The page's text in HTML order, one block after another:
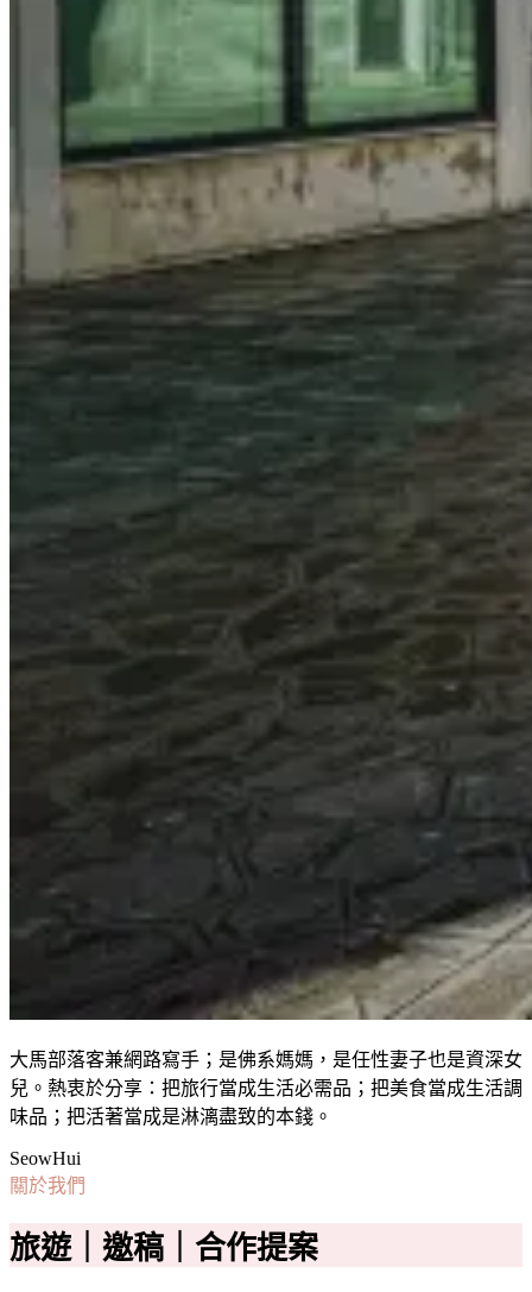
最
大馬部落客兼網路寫手；是佛系媽媽，是任性妻子也是資深女
兒。熱衷於分享：把旅行當成生活必需品；把美食當成生活調
味品；把活著當成是淋漓盡致的本錢。
SeowHui
關於我們
旅遊｜邀稿｜合作提案